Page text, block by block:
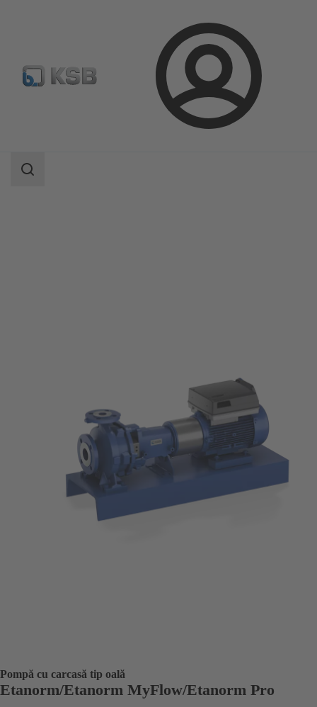
Conectare
Etanorm/Etanorm MyFlow/Etanorm Pro
Domeniu
Pompă cu carcasă tip oală
Etanorm/Etanorm MyFlow/Etanorm Pro